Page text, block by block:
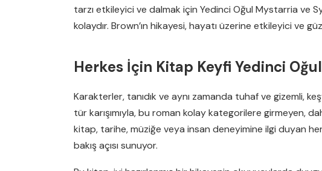
tarzı etkileyici ve dalmak için Yedinci Oğul Mystarria ve
kolaydır. Brown’ın hikayesi, hayatı üzerine etkileyici ve
Herkes İçin Kitap Keyfi Yedinci Oğul
Karakterler, tanıdık ve aynı zamanda tuhaf ve gizemli,
tür karışımıyla, bu roman kolay kategorilere girmeyen,
kitap, tarihe, müziğe veya insan deneyimine ilgi duyan
bakış açısı sunuyor.